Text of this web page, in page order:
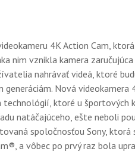
4K Action Cam,
nim vznikla kamera
nahrávať videá, ktoré
generáciám. Nová videokamera
ktoré u športových
natáčajúceho, ešte neboli
spoločnosťou Sony,
a vôbec po prvý raz bola